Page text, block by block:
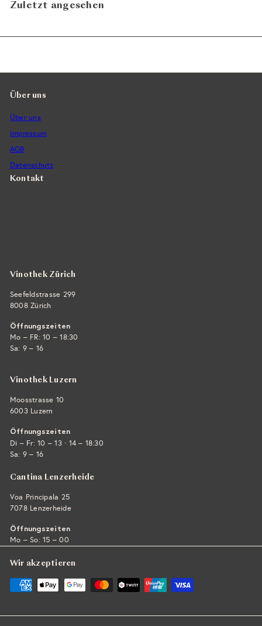
Zuletzt angesehen
Über uns
Über uns
Impressum
AGB
Datenschutz
Kontakt
Vinothek Zürich
Seefeldstrasse 299
8008 Zürich
Öffnungszeiten
Mo – FR: 10 – 18:30
Sa: 9 – 16
Vinothek Luzern
Moosstrasse 10
6003 Luzern
Öffnungszeiten
Di – Fr: 10 – 13 · 14 – 18:30
Sa: 9 – 16
Cantina Lenzerheide
Voa Principala 25
7078 Lenzerheide
Öffnungszeiten
Mo – So: 15 – 00
Wir akzeptieren